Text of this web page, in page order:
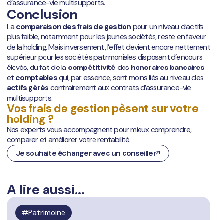
d’assurance-vie multisupports.
Conclusion
La comparaison des frais de gestionpour un niveau d’actifs
plus faible, notamment pour les jeunes sociétés, reste en faveur
de la holding. Mais inversement, l’effet devient encore nettement
supérieur pour les sociétés patrimoniales disposant d’encours
élevés, du fait de la compétitivitédes honoraires bancaires
et comptablesqui, par essence, sont moins liés au niveau des
actifs géréscontrairement aux contrats d’assurance-vie
multisupports.
Vos frais de gestion pèsent sur votre
holding ?
Nos experts vous accompagnent pour mieux comprendre,
comparer et améliorer votre rentabilité.
Je souhaite échanger avec un conseiller
A lire aussi...
Patrimoine